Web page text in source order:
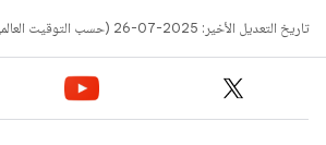
تاريخ التعديل الأخير: 2025-07-26 (حسب التوقيت العالمي المتفَّق عليه)